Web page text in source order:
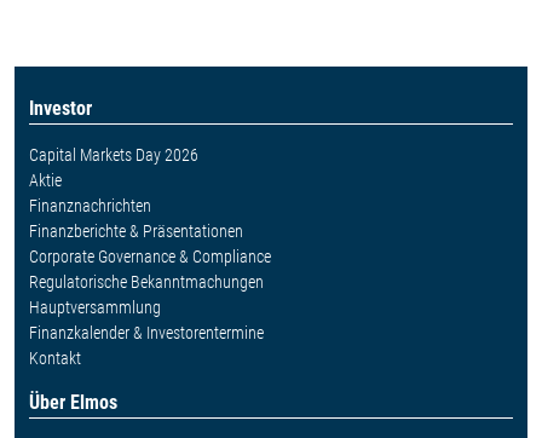
Investor
Capital Markets Day 2026
Aktie
Finanznachrichten
Finanzberichte & Präsentationen
Corporate Governance & Compliance
Regulatorische Bekanntmachungen
Hauptversammlung
Finanzkalender & Investorentermine
Kontakt
Über Elmos